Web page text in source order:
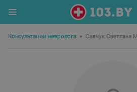
Консультации невролога • Савчук Светлана